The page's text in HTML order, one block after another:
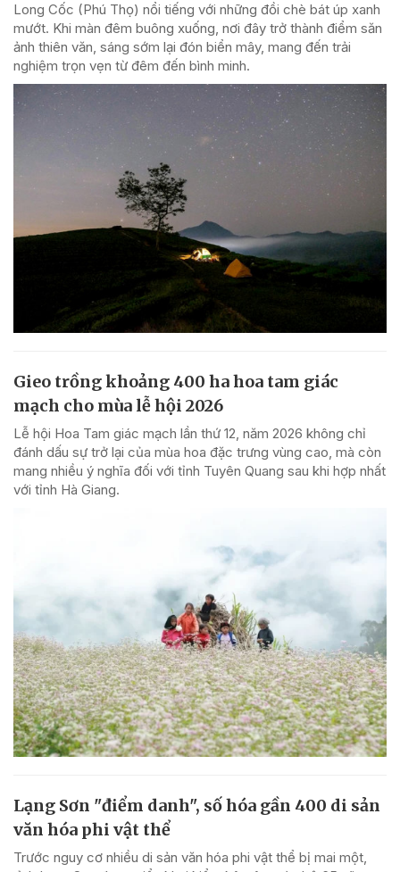
Long Cốc (Phú Thọ) nổi tiếng với những đồi chè bát úp xanh
mướt. Khi màn đêm buông xuống, nơi đây trở thành điểm săn
ảnh thiên văn, sáng sớm lại đón biển mây, mang đến trải
nghiệm trọn vẹn từ đêm đến bình minh.
Gieo trồng khoảng 400 ha hoa tam giác
mạch cho mùa lễ hội 2026
Lễ hội Hoa Tam giác mạch lần thứ 12, năm 2026 không chỉ
đánh dấu sự trở lại của mùa hoa đặc trưng vùng cao, mà còn
mang nhiều ý nghĩa đối với tỉnh Tuyên Quang sau khi hợp nhất
với tỉnh Hà Giang.
Lạng Sơn "điểm danh", số hóa gần 400 di sản
văn hóa phi vật thể
Trước nguy cơ nhiều di sản văn hóa phi vật thể bị mai một,